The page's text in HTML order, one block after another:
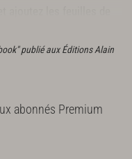
publié aux Éditions Alain
abonnés Premium